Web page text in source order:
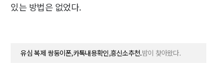
있는 방법은 없었다.
유심 복제 쌍둥이폰,카톡내용확인,흥신소추천.밤이 찾아왔다.